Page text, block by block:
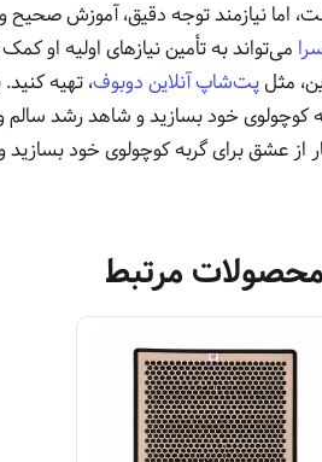
اما نیازمند توجه دقیق، آموزش
می‌تواند به تأمین نیازهای اولیه او
مثلپت‌شاپ آنلاین دوبوف، تهیه کنید.
کوچولوی خود بسازید و شاهد رشد سالم
از عشق برای گربه کوچولوی خود
محصولات مرتبط